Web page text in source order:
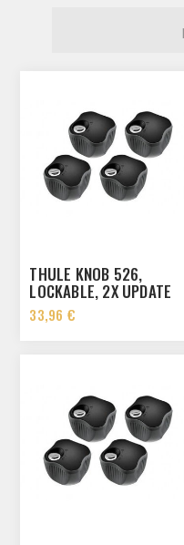
THULE KNOB 526,
LOCKABLE, 2X UPDATE
33,96 €